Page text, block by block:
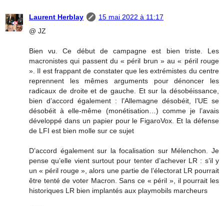
Laurent Herblay
15 mai 2022 à 11:17
@ JZ
Bien vu. Ce début de campagne est bien triste. Les
macronistes qui passent du « péril brun » au « péril rouge
». Il est frappant de constater que les extrémistes du centre
reprennent les mêmes arguments pour dénoncer les
radicaux de droite et de gauche. Et sur la désobéissance,
bien d’accord également : l’Allemagne désobéit, l’UE se
désobéit à elle-même (monétisation…) comme je l’avais
développé dans un papier pour le FigaroVox. Et la défense
de LFI est bien molle sur ce sujet
D’accord également sur la focalisation sur Mélenchon. Je
pense qu’elle vient surtout pour tenter d’achever LR : s’il y
un « péril rouge », alors une partie de l’électorat LR pourrait
être tenté de voter Macron. Sans ce « péril », il pourrait les
historiques LR bien implantés aux playmobils marcheurs